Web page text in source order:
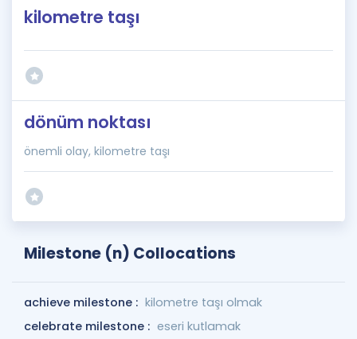
İngilizce Gramer
kilometre taşı
dönüm noktası
önemli olay, kilometre taşı
Milestone (n) Collocations
achieve milestone : kilometre taşı olmak
celebrate milestone : eseri kutlamak